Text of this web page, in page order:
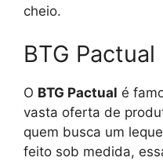
cheio.
BTG Pactual
O BTG Pactual é
vasta oferta de
quem busca um
feito sob medida,